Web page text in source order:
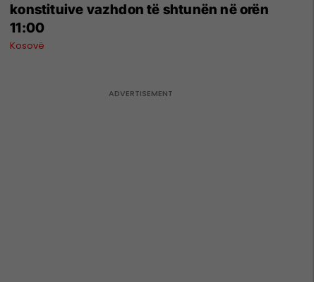
konstituive vazhdon të shtunën në orën
11:00
Kosovë